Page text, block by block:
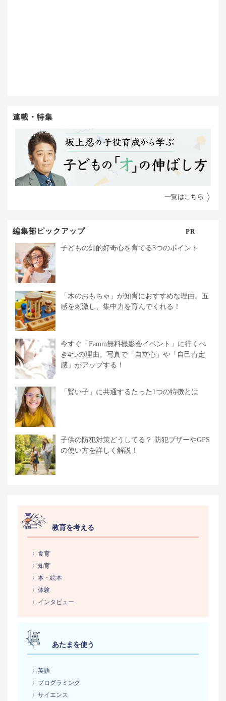
連載・特集
一覧はこちら
編集部ピックアップ PR
子どもの知的好奇心を育てる3つのポイント
「木のおもちゃ」が知育におすすめな理由。五
感を刺激し、集中力を育んでくれる！
今すぐ「Famm無料撮影会イベント」に行くべ
き4つの理由。写真で「自立心」や「自己肯定
感」がアップする！
「賢い子」に共通するたった1つの特徴とは
子供の防犯対策どうしてる？ 防犯ブザーやGPS
の使い方を詳しく解説！
教育を考える
〉食育
〉知育
〉本・絵本
〉体験
〉インタビュー
あたまを使う
〉英語
〉プログラミング
〉サイエンス